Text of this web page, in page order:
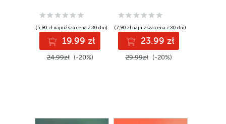
(5,90 zł najniższa cena z 30 dni)
19.99 zł
24.99zł (-20%)
(7,90 zł najniższa cena z 30 dni)
23.99 zł
29.99zł (-20%)